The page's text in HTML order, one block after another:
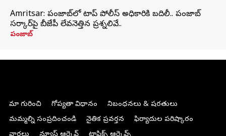
Amritsar: పంజాబ్‌లో టాప్ పోలీస్ అధికారికి బదిలీ.. పంజాబ్
సర్కార్‌పై బీజేపీ లేవనెత్తిన ప్రశ్నలివే..
పంజాబ్
మా గురించి గోప్యతా విధానం
నిబంధనలు & షరతులు
మమ్మల్ని సంప్రదించండి
నైతిక ప్రవర్తన
ఫిర్యాదుల పరిష్కారం